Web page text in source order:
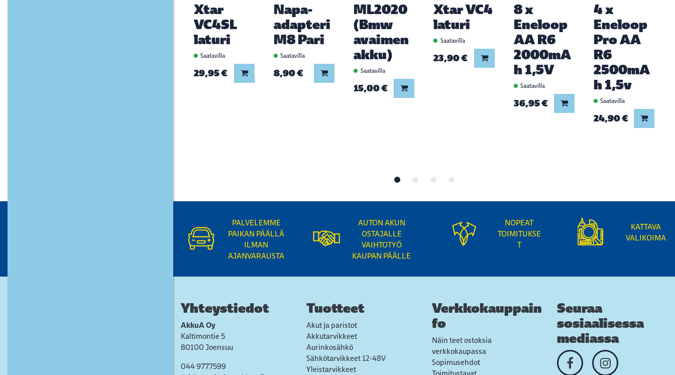
Xtar
VC4SL
laturi
Saatavilla
29,95 € Lisää koriin
Napa-
adapteri
M8 Pari
Saatavilla
8,90 € Lisää koriin
ML2020
(Bmw
avaimen
akku)
Saatavilla
15,00 € Lisää koriin
Xtar VC4
laturi
Saatavilla
23,90 € Lisää koriin
8 x
Eneloop
AA R6
2000mA
h 1,5V
Saatavilla
36,95 € Lisää koriin
4 x
Eneloop
Pro AA
R6
2500mA
h 1,5v
Saatavilla
24,90 € Lisää
PALVELEMME
PAIKAN PÄÄLLÄ
ILMAN
AJANVARAUSTA
AUTON AKUN
OSTAJALLE
VAIHTOTYÖ
KAUPAN PÄÄLLE
NOPEAT
TOIMITUKSE
T
KATTAVA
VALIKOIMA
Yhteystiedot
AkkuA Oy
Kaltimontie 5
80100 Joensuu
044 9777599
Tuotteet
Akut ja paristot
Akkutarvikkeet
Aurinkosähkö
Sähkötarvikkeet 12-48V
Yleistarvikkeet
Verkkokauppain
fo
Näin teet ostoksia
verkkokaupassa
Sopimusehdot
Seuraa
sosiaalisessa
mediassa